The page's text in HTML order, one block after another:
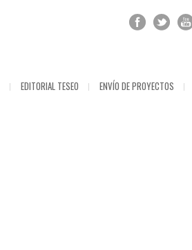
EDITORIAL TESEO ENVÍO DE PROYECTOS